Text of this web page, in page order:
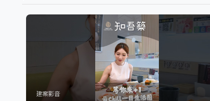
建案影音